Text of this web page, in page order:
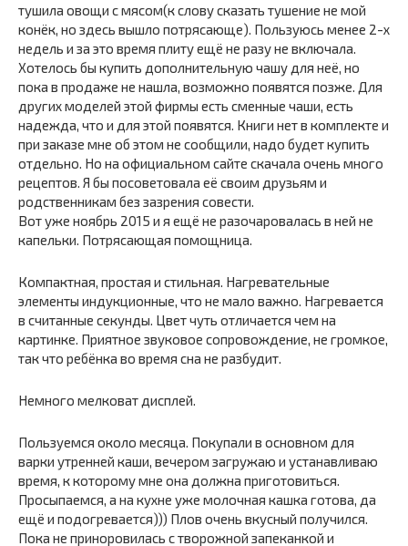
тушила овощи с мясом(к слову сказать тушение не мой
конёк, но здесь вышло потрясающе). Пользуюсь менее 2-х
недель и за это время плиту ещё не разу не включала.
Хотелось бы купить дополнительную чашу для неё, но
пока в продаже не нашла, возможно появятся позже. Для
других моделей этой фирмы есть сменные чаши, есть
надежда, что и для этой появятся. Книги нет в комплекте и
при заказе мне об этом не сообщили, надо будет купить
отдельно. Но на официальном сайте скачала очень много
рецептов. Я бы посоветовала её своим друзьям и
родственникам без зазрения совести.
Вот уже ноябрь 2015 и я ещё не разочаровалась в ней не
капельки. Потрясающая помощница.
Компактная, простая и стильная. Нагревательные
элементы индукционные, что не мало важно. Нагревается
в считанные секунды. Цвет чуть отличается чем на
картинке. Приятное звуковое сопровождение, не громкое,
так что ребёнка во время сна не разбудит.
Немного мелковат дисплей.
Пользуемся около месяца. Покупали в основном для
варки утренней каши, вечером загружаю и устанавливаю
время, к которому мне она должна приготовиться.
Просыпаемся, а на кухне уже молочная кашка готова, да
ещё и подогревается))) Плов очень вкусный получился.
Пока не приноровилась с творожной запеканкой и